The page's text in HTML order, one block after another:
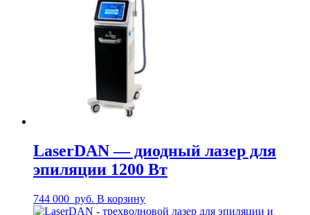
LaserDAN — диодный лазер для
эпиляции 1200 Вт
744 000 руб. В корзину